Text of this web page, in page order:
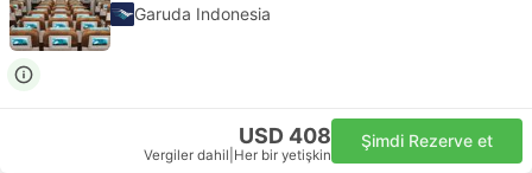
Garuda Indonesia
USD 408
Vergiler dahil Her bir yetişkin
Şimdi Rezerve et